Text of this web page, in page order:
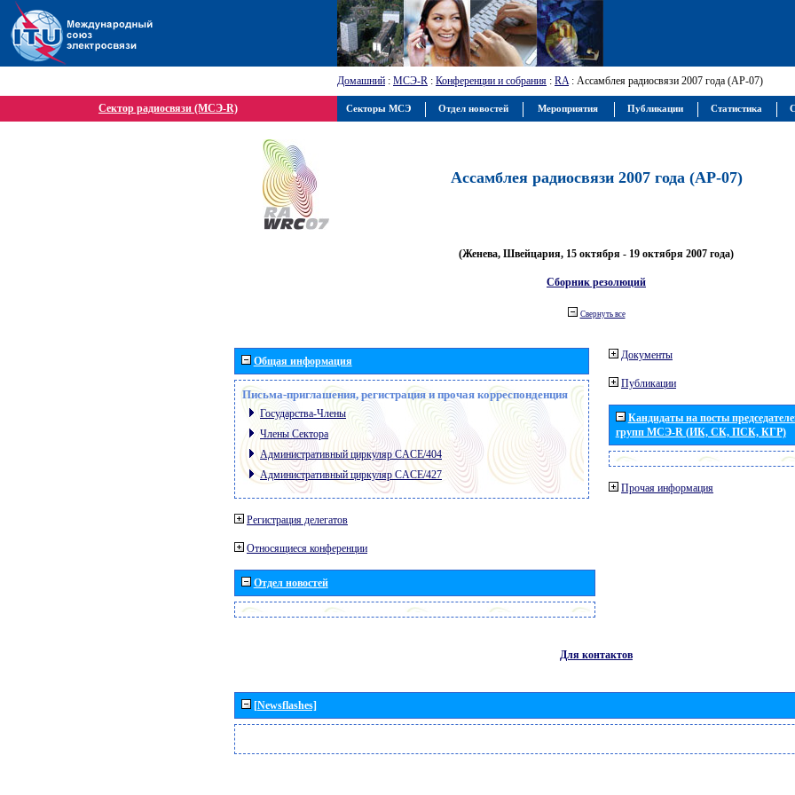
Домашний : МСЭ-R : Конференции и собрания : RA: Ассамблея радиосвязи 2007 года (АР-07)
Сектор радиосвязи (МСЭ-R)
Ассамблея радиосвязи 2007 года (АР-07)
(Женева, Швейцария, 15 октября - 19 октября 2007 года)
Сборник резолюций
Свернуть все
Общая информация
Письма-приглашения, регистрация и прочая корреспонденция
Государства-Члены
Члены Сектора
Административный циркуляр CACE/404
Административный циркуляр CACE/427
Регистрация делегатов
Относящиеся конференции
Отдел новостей
Документы
Публикации
Кандидаты на посты
групп МСЭ-R (ИК, СК, ПСК, КГР)
Прочая информация
Для контактов
[Newsflashes]
Секторы МСЭ Отдел новостей Мероприятия Публикации Статистика